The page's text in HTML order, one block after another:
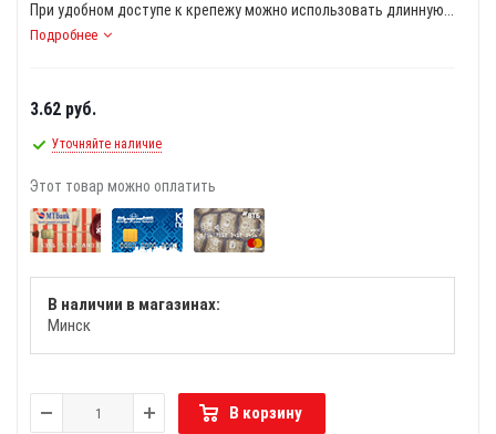
При удобном доступе к крепежу можно использовать длинную...
Подробнее
3.62 руб.
Уточняйте наличие
Этот товар можно оплатить
В наличии в магазинах:
Минск
В корзину